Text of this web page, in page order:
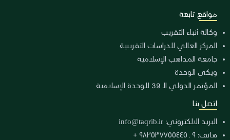
مواقع تابعة
وكالة أنباء التقريب
المركز العالي للدراسات التقريبية
جامعة المذاهب الإسلامية
ويكي الوحدة
المؤتمر الدولي الـ 39 للوحدة الإسلامية
اتصل بنا
البريد الالكتروني: info@taqrib.ir
هاتف: ٩ ـ ٩٨٢٥٣٧٧٥٥٤٤٥ +